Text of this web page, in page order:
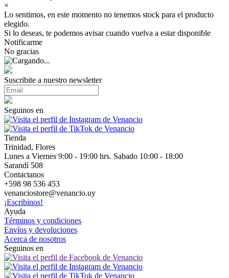
×
Lo sentimos, en este momento no tenemos stock para el producto
elegido.
Si lo deseas, te podemos avisar cuando vuelva a estar disponible
Notificarme
No gracias
Suscribite a nuestro newsletter
Seguinos en
Tienda
Trinidad, Flores
Lunes a Viernes 9:00 - 19:00 hrs. Sabado 10:00 - 18:00
Sarandí 508
Contactanos
+598 98 536 453
venanciostore@venancio.uy
¡Escribinos!
Ayuda
Términos y condiciones
Envíos y devoluciones
Acerca de nosotros
Seguinos en